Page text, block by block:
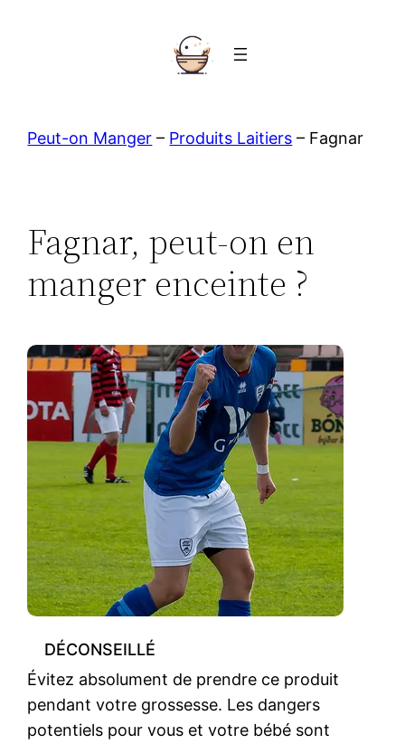
Peut-on Manger – Produits Laitiers – Fagnar
Fagnar, peut-on en
manger enceinte ?
DÉCONSEILLÉ
Évitez absolument de prendre ce produit
pendant votre grossesse. Les dangers
potentiels pour vous et votre bébé sont